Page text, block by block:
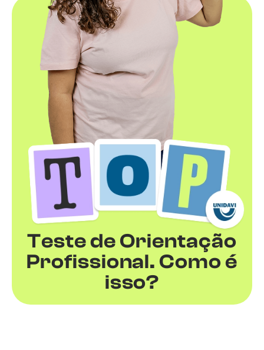
Teste de Orientação
Profissional. Como é
isso?